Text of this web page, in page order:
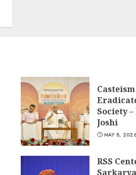
Society
Joshi
MAY 8, 2026
RSS